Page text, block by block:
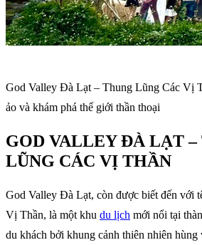
God Valley Đà Lạt – Thung Lũng Các Vị
ảo và khám phá thế giới thần thoại
GOD VALLEY ĐÀ LẠT –
LŨNG CÁC VỊ THẦN
God Valley Đà Lạt, còn được biết đến với
Vị Thần, là một khu du lịch mới nổi tại
du khách bởi khung cảnh thiên nhiên